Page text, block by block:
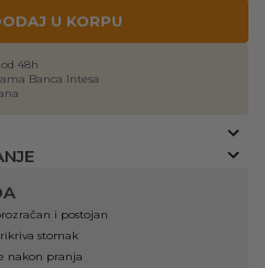
U KORPU
48h
Banca Intesa
i postojan
stomak
nakon pranja